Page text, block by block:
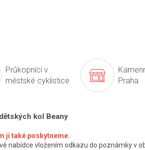
Průkopníci v
městské cyklistice
Praha
kol Beany
ji také poskytneme.
nabídce vložením odkazu do poznámky v